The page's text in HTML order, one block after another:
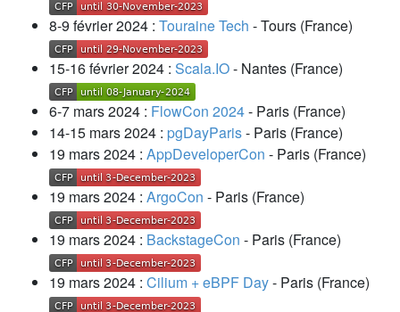
8-9 février 2024 : Touraine Tech - Tours (France)
15-16 février 2024 : Scala.IO- Nantes (France)
6-7 mars 2024 : FlowCon 2024- Paris (France)
14-15 mars 2024 : pgDayParis- Paris (France)
19 mars 2024 : AppDeveloperCon - Paris (France)
19 mars 2024 : ArgoCon - Paris (France)
19 mars 2024 : BackstageCon - Paris (France)
19 mars 2024 : Cilium + eBPF Day- Paris (France)